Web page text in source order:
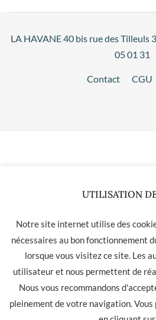
LA HAVANE 40 bis rue des Tilleuls
05 01 31
Contact CGU
UTILISATION
Notre site internet utilise des
nécessaires au bon fonctionnement
lorsque vous visitez ce site. Les
utilisateur et nous permettent de
Nous vous recommandons
pleinement de votre navigation.